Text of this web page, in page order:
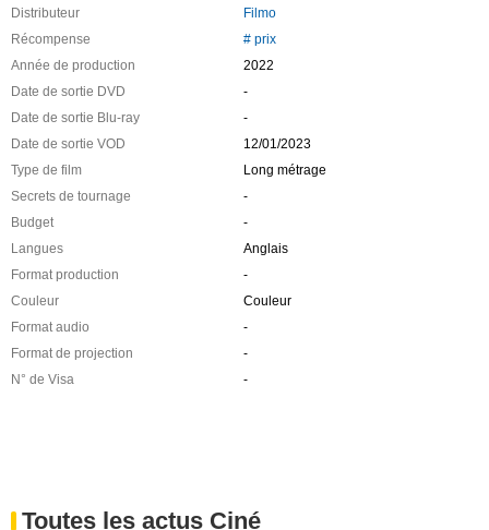
Distributeur
Filmo
Récompense
# prix
Année de production
2022
Date de sortie DVD
-
Date de sortie Blu-ray
-
Date de sortie VOD
12/01/2023
Type de film
Long métrage
Secrets de tournage
-
Budget
-
Langues
Anglais
Format production
-
Couleur
Couleur
Format audio
-
Format de projection
-
N° de Visa
-
Toutes les actus Ciné